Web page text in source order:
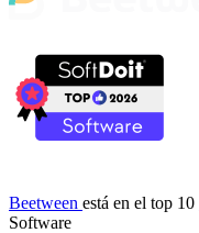
Beetween está en el top 10
Software